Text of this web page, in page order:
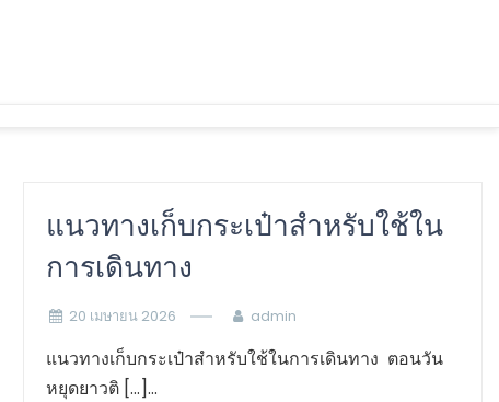
แนวทางเก็บกระเป๋าสำหรับใช้ใน
การเดินทาง
20 เมษายน 2026 admin
แนวทางเก็บกระเป๋าสำหรับใช้ในการเดินทาง ตอนวัน
หยุดยาวติ […]...